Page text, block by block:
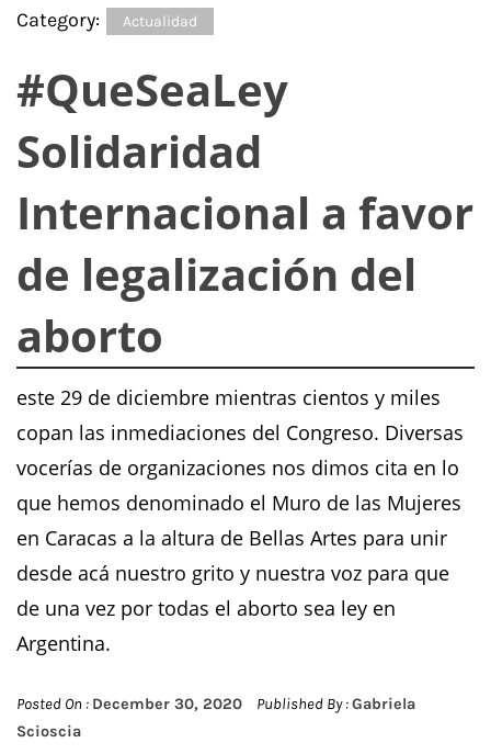
Category: Actualidad
#QueSeaLey
Solidaridad
Internacional a favor
de legalización del
aborto
este 29 de diciembre mientras cientos y miles
copan las inmediaciones del Congreso. Diversas
vocerías de organizaciones nos dimos cita en lo
que hemos denominado el Muro de las Mujeres
en Caracas a la altura de Bellas Artes para unir
desde acá nuestro grito y nuestra voz para que
de una vez por todas el aborto sea ley en
Argentina.
Posted On : December 30, 2020 Published By :Gabriela
Scioscia